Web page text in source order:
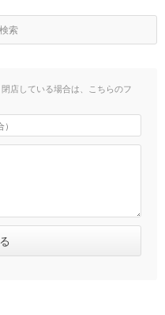
索
店している場合は、こちらのフ